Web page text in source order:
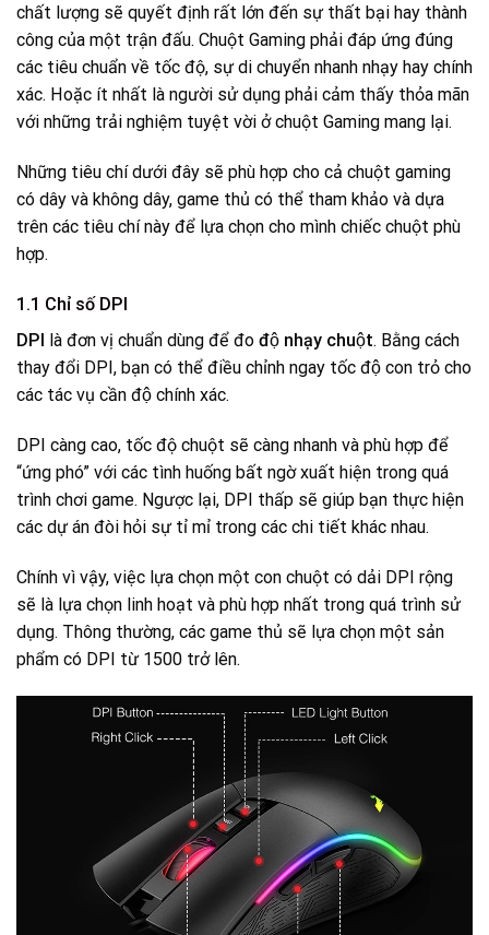
chất lượng sẽ quyết định rất lớn đến sự thất bại hay thành
công của một trận đấu. Chuột Gaming phải đáp ứng đúng
các tiêu chuẩn về tốc độ, sự di chuyển nhanh nhạy hay chính
xác. Hoặc ít nhất là người sử dụng phải cảm thấy thỏa mãn
với những trải nghiệm tuyệt vời ở chuột Gaming mang lại.
Những tiêu chí dưới đây sẽ phù hợp cho cả chuột gaming
có dây và không dây, game thủ có thể tham khảo và dựa
trên các tiêu chí này để lựa chọn cho mình chiếc chuột phù
hợp.
1.1 Chỉ số DPI
DPI
là đơn vị chuẩn dùng để đo độ nhạy chuột. Bằng cách
thay đổi DPI, bạn có thể điều chỉnh ngay tốc độ con trỏ cho
các tác vụ cần độ chính xác.
DPI càng cao, tốc độ chuột sẽ càng nhanh và phù hợp để
“ứng phó” với các tình huống bất ngờ xuất hiện trong quá
trình chơi game. Ngược lại, DPI thấp sẽ giúp bạn thực hiện
các dự án đòi hỏi sự tỉ mỉ trong các chi tiết khác nhau.
Chính vì vậy, việc lựa chọn một con chuột có dải DPI rộng
sẽ là lựa chọn linh hoạt và phù hợp nhất trong quá trình sử
dụng. Thông thường, các game thủ sẽ lựa chọn một sản
phẩm có DPI từ 1500 trở lên.